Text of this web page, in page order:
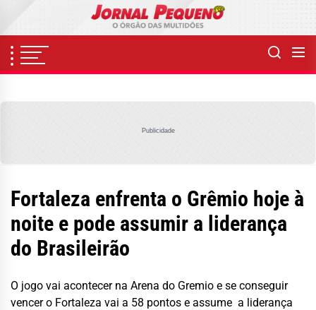
content
Publicidade
Fortaleza enfrenta o Grêmio hoje à
noite e pode assumir a liderança
do Brasileirão
O jogo vai acontecer na Arena do Gremio e se conseguir
vencer o Fortaleza vai a 58 pontos e assume a liderança